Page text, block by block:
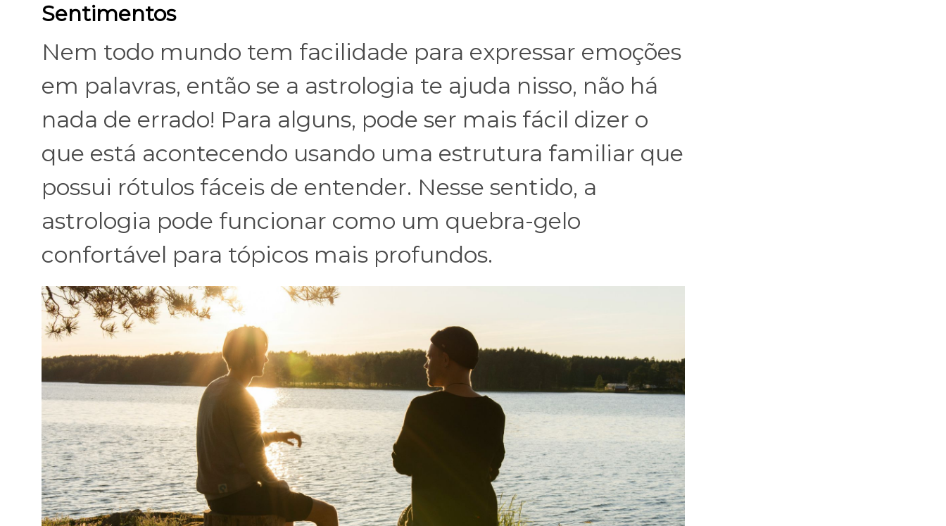
Sentimentos
Nem todo mundo tem facilidade para expressar emoções
em palavras, então se a astrologia te ajuda nisso, não há
nada de errado! Para alguns, pode ser mais fácil dizer o
que está acontecendo usando uma estrutura familiar que
possui rótulos fáceis de entender. Nesse sentido, a
astrologia pode funcionar como um quebra-gelo
confortável para tópicos mais profundos.